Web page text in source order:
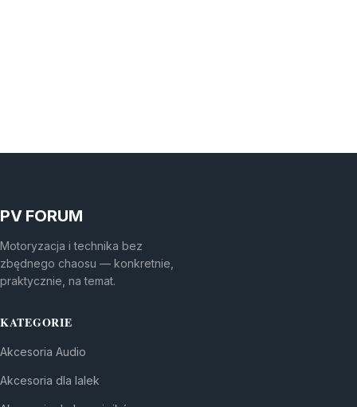
PV FORUM
Motoryzacja i technika bez
zbędnego chaosu — konkretnie,
praktycznie, na temat.
KATEGORIE
Akcesoria Audio
Akcesoria dla lalek